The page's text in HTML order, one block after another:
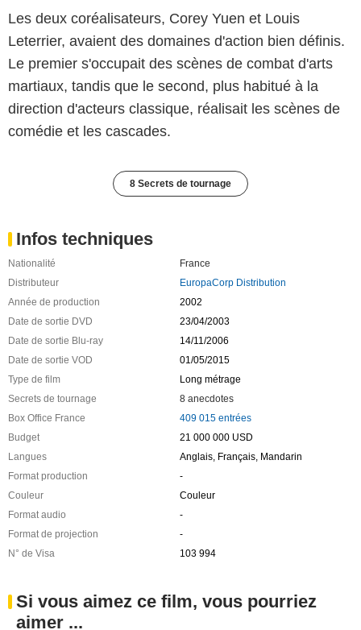
Les deux coréalisateurs, Corey Yuen et Louis
Leterrier, avaient des domaines d'action bien définis.
Le premier s'occupait des scènes de combat d'arts
martiaux, tandis que le second, plus habitué à la
direction d'acteurs classique, réalisait les scènes de
comédie et les cascades.
8 Secrets de tournage
Infos techniques
Nationalité
France
Distributeur
EuropaCorp Distribution
Année de production
2002
Date de sortie DVD
23/04/2003
Date de sortie Blu-ray
14/11/2006
Date de sortie VOD
01/05/2015
Type de film
Long métrage
Secrets de tournage
8 anecdotes
Box Office France
409 015 entrées
Budget
21 000 000 USD
Langues
Anglais, Français, Mandarin
Format production
-
Couleur
Couleur
Format audio
-
Format de projection
-
N° de Visa
103 994
Si vous aimez ce film, vous pourriez
aimer ...